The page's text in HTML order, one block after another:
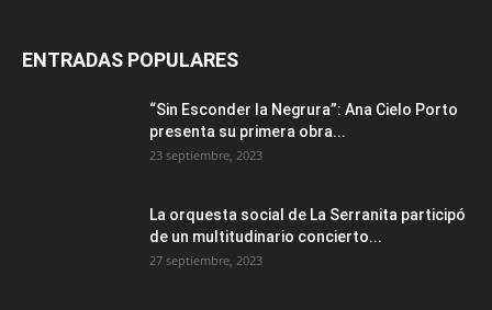
ENTRADAS POPULARES
“Sin Esconder la Negrura”: Ana Cielo Porto
presenta su primera obra...
23 septiembre, 2023
La orquesta social de La Serranita participó
de un multitudinario concierto...
27 septiembre, 2023